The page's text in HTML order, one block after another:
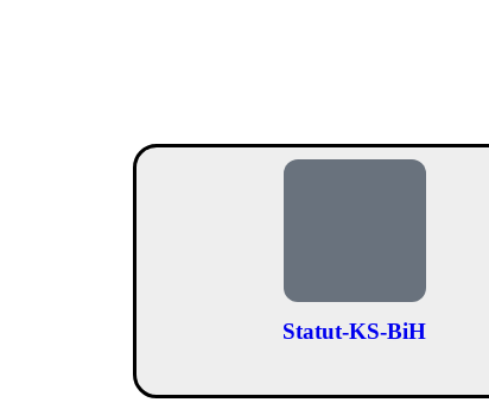
Statut-KS-BiH